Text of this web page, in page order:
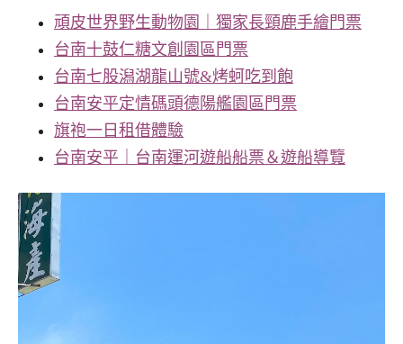
頑皮世界野生動物園｜獨家長頸鹿手繪門票
台南十鼓仁糖文創園區門票
台南七股潟湖龍山號&烤蚵吃到飽
台南安平定情碼頭德陽艦園區門票
旗袍一日租借體驗
台南安平｜台南運河遊船船票＆遊船導覽